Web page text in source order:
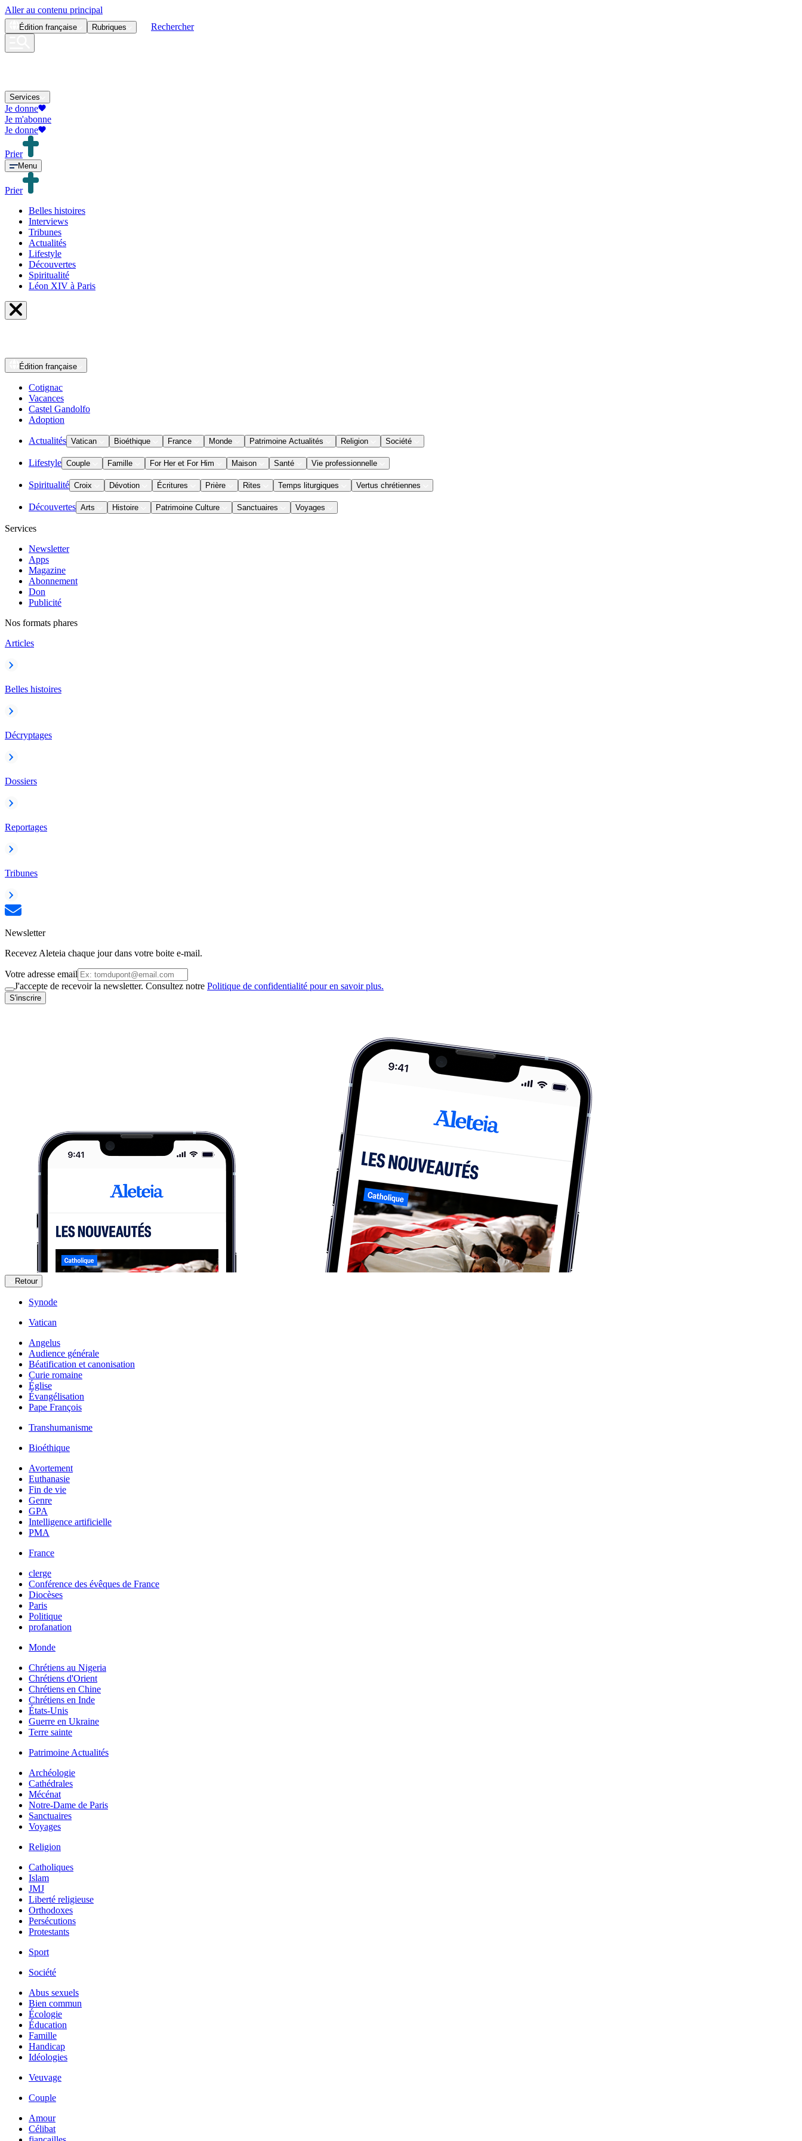
Aller au contenu principal
Édition française Rubriques Rechercher
Services
Je donne
Je m'abonne
Je donne
Prier
Menu
Prier
Belles histoires
Interviews
Tribunes
Actualités
Lifestyle
Découvertes
Spiritualité
Léon XIV à Paris
Édition française
Cotignac
Vacances
Castel Gandolfo
Adoption
Actualités Vatican Bioéthique France Monde Patrimoine Actualités Religion Société
Lifestyle Couple Famille For Her et For Him Maison Santé Vie professionnelle
Spiritualité Croix Dévotion Écritures Prière Rites Temps liturgiques Vertus chrétiennes
Découvertes Arts Histoire Patrimoine Culture Sanctuaires Voyages
Services
Newsletter
Apps
Magazine
Abonnement
Don
Publicité
Nos formats phares
Articles
Belles histoires
Décryptages
Dossiers
Reportages
Tribunes
Newsletter
Recevez Aleteia chaque jour dans votre boite e-mail.
Votre adresse email
J'accepte de recevoir la newsletter. Consultez notre Politique de confidentialité pour en savoir plus.
S'inscrire
Retour
Synode
Vatican
Angelus
Audience générale
Béatification et canonisation
Curie romaine
Église
Évangélisation
Pape François
Transhumanisme
Bioéthique
Avortement
Euthanasie
Fin de vie
Genre
GPA
Intelligence artificielle
PMA
France
clerge
Conférence des évêques de France
Diocèses
Paris
Politique
profanation
Monde
Chrétiens au Nigeria
Chrétiens d'Orient
Chrétiens en Chine
Chrétiens en Inde
États-Unis
Guerre en Ukraine
Terre sainte
Patrimoine Actualités
Archéologie
Cathédrales
Mécénat
Notre-Dame de Paris
Sanctuaires
Voyages
Religion
Catholiques
Islam
JMJ
Liberté religieuse
Orthodoxes
Persécutions
Protestants
Sport
Société
Abus sexuels
Bien commun
Écologie
Éducation
Famille
Handicap
Idéologies
Veuvage
Couple
Amour
Célibat